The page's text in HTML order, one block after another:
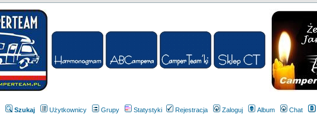
Szukaj Użytkownicy Grupy Statystyki Rejestracja Zaloguj Album Chat